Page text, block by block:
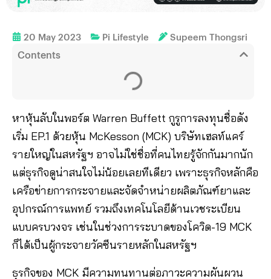
20 May 2023 Pi Lifestyle Supeem Thongsri
Contents
หาหุ้นลับในพอร์ต Warren Buffett กูรูการลงทุนชื่อดัง
เริ่ม EP.1 ด้วยหุ้น McKesson (MCK) บริษัทเฮลท์แคร์
รายใหญ่ในสหรัฐฯ อาจไม่ใช่ชื่อที่คนไทยรู้จักกันมากนัก
แต่ธุรกิจดูน่าสนใจไม่น้อยเลยทีเดียว เพราะธุรกิจหลักคือ
เครือข่ายการกระจายและจัดจำหน่ายผลิตภัณฑ์ยาและ
อุปกรณ์การแพทย์ รวมถึงเทคโนโลยีด้านเวชระเบียน
แบบครบวงจร เช่นในช่วงการระบาดของโควิด-19 MCK
ก็ได้เป็นผู้กระจายวัคซีนรายหลักในสหรัฐฯ
ธุรกิจของ MCK มีความทนทานต่อภาวะความผันผวน